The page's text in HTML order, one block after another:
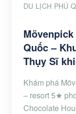
DU LỊCH PHÚ
Quốc –
Thụy Sĩ
Khám phá
– resort 5★
Chocolate